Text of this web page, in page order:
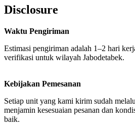
Disclosure
Waktu Pengiriman
Estimasi pengiriman adalah 1–2 hari
verifikasi untuk wilayah Jabodetabek.
Kebijakan Pemesanan
Setiap unit yang kami kirim sudah
menjamin kesesuaian pesanan dan
baik.